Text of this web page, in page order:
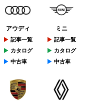
アウディ
記事一覧
カタログ
中古車
ミニ
記事一覧
カタログ
中古車